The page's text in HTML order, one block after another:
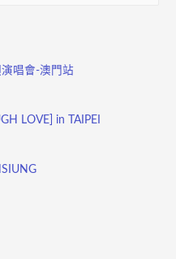
唱會-澳門站
LOVE] in TAIPEI